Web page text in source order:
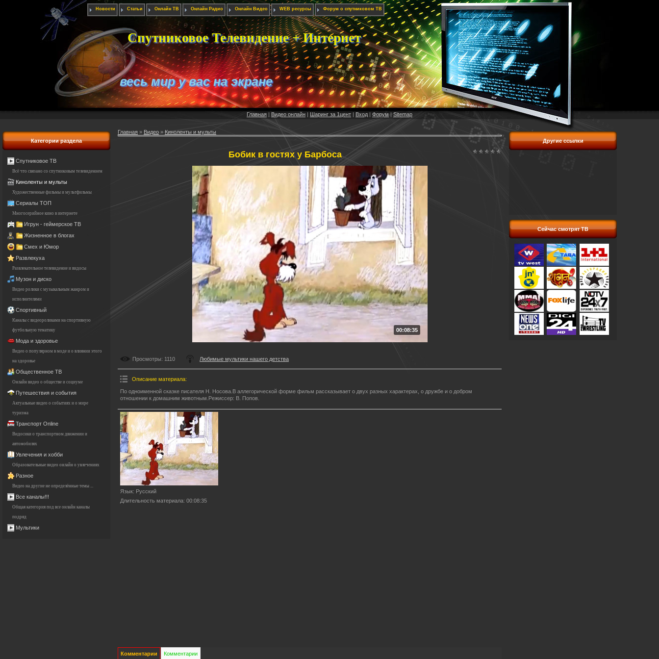
Новости Статьи Онлайн ТВ Онлайн Радио Онлайн Видео WEB ресурсы Форум о спутниковом ТВ
Спутниковое Телевидение + Интернет
весь мир у вас на экране
Главная | Видео онлайн | Шаринг за 1цент | Вход | Форум|Sitemap
Категории раздела
Спутниковое ТВ
Всё что связано со спутниковым телевидением
Киноленты и мульты
Художественные фильмы и мультфильмы
Сериалы ТОП
Многосерийное кино в интернете
Игрун - геймерское ТВ
Жизненное в блогах
Смех и Юмор
Развлекуха
Развлекательное телевидение и видосы
Музон и диско
Видео ролики с музыкальным жанром и
исполнителями
Спортивный
Каналы с видеороликами на спортивную
футбольную тематику
Мода и здоровье
Видео о популярном в моде и о влиянии этого
на здоровье
Общественное ТВ
Онлайн видео о обществе и социуме
Путешествия и события
Актуальные видео о событиях и о мире
туризма
Транспорт Online
Видосики о транспортном движении и
автомобилях
Увлечения и хобби
Образовательные видео онлайн о увлечениях
Разное
Видео на другие не определённые темы ...
Все каналы!!!
Общая категория под все онлайн каналы
подряд
Мультики
Главная » Видео » Киноленты и мульты
Бобик в гостях у Барбоса
00:08:35
Просмотры: 1110 Любимые мультики нашего детства
Описание материала:
По одноименной сказке писателя Н. Носова.В аллегорической форме фильм рассказывает о двух разных характерах, о дружбе и о добром
отношении к домашним животным.Режиссер: В. Попов.
Язык: Русский
Длительность материала: 00:08:35
Комментарии Комментарии
Другие ссылки
Сейчас смотрят ТВ